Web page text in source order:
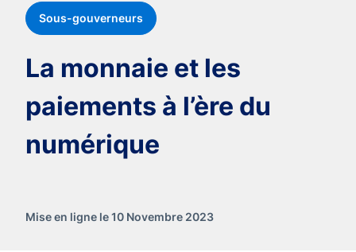
Sous-gouverneurs
La monnaie et les
paiements à l’ère du
numérique
Mise en ligne le 10 Novembre 2023